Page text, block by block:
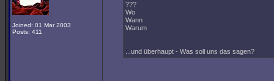
Joined: 01 Mar 2003
Posts: 411
???
Wo
Wann
Warum
...und überhaupt - Was soll uns das sagen?